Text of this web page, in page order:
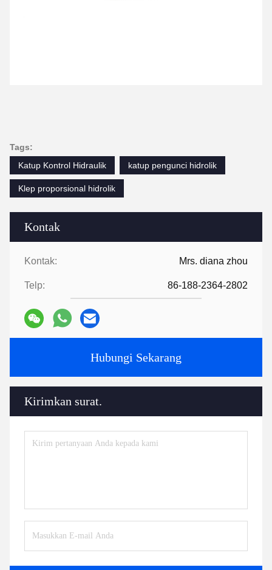
Kontak
Kontak: Mrs. diana zhou
Telp: 86-188-2364-2802
Hubungi Sekarang
Kirimkan surat.
Tags:
Katup Kontrol Hidraulik
katup pengunci hidrolik
Klep proporsional hidrolik